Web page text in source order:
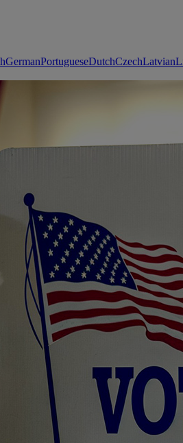
GermanPortugueseDutchCzechLatvian